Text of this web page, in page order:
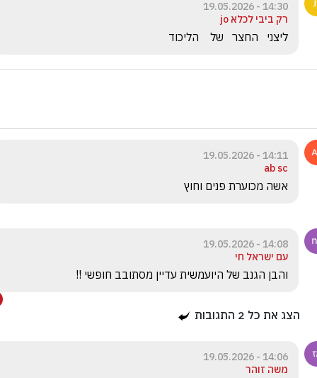
14:30 - 19.05.2026
רק ביבי לכלא jo
ליצני   החצר   של    הליכוד
14:11 - 19.05.2026
ab sc
אשה מכוערת פנים וחוץ
14:08 - 19.05.2026
עם ישראל חי
והבן הגנב של היועמשית עדיין מסתובב חופשי !!
הצג את כל 2 התגובות
14:06 - 19.05.2026
משה זוהר